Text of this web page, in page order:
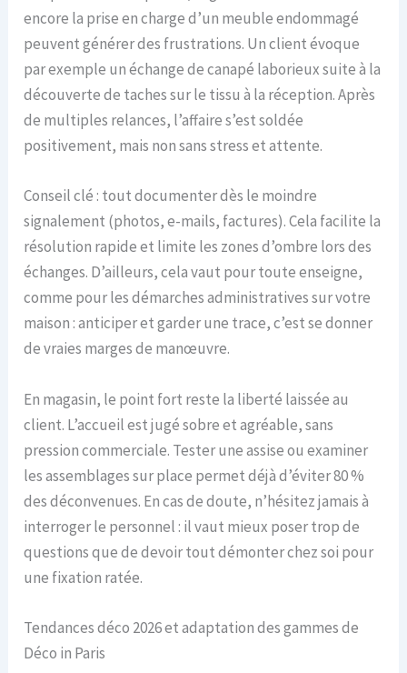
encore la prise en charge d’un meuble endommagé
peuvent générer des frustrations. Un client évoque
par exemple un échange de canapé laborieux suite à la
découverte de taches sur le tissu à la réception. Après
de multiples relances, l’affaire s’est soldée
positivement, mais non sans stress et attente.
Conseil clé : tout documenter dès le moindre
signalement (photos, e-mails, factures). Cela facilite la
résolution rapide et limite les zones d’ombre lors des
échanges. D’ailleurs, cela vaut pour toute enseigne,
comme pour les démarches administratives sur votre
maison : anticiper et garder une trace, c’est se donner
de vraies marges de manœuvre.
En magasin, le point fort reste la liberté laissée au
client. L’accueil est jugé sobre et agréable, sans
pression commerciale. Tester une assise ou examiner
les assemblages sur place permet déjà d’éviter 80 %
des déconvenues. En cas de doute, n’hésitez jamais à
interroger le personnel : il vaut mieux poser trop de
questions que de devoir tout démonter chez soi pour
une fixation ratée.
Tendances déco 2026 et adaptation des gammes de
Déco in Paris